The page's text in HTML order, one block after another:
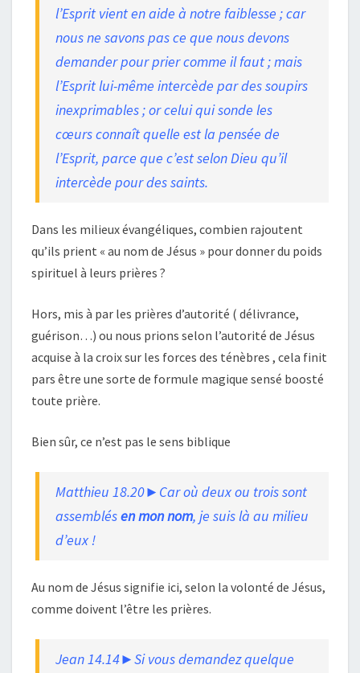
l’Esprit vient en aide à notre faiblesse ; car
nous ne savons pas ce que nous devons
demander pour prier comme il faut ; mais
l’Esprit lui-même intercède par des soupirs
inexprimables ; or celui qui sonde les
cœurs connaît quelle est la pensée de
l’Esprit, parce que c’est selon Dieu qu’il
intercède pour des saints.
Dans les milieux évangéliques, combien rajoutent
qu’ils prient « au nom de Jésus » pour donner du poids
spirituel à leurs prières ?
Hors, mis à par les prières d’autorité ( délivrance,
guérison…) ou nous prions selon l’autorité de Jésus
acquise à la croix sur les forces des ténèbres , cela finit
pars être une sorte de formule magique sensé boosté
toute prière.
Bien sûr, ce n’est pas le sens biblique
Matthieu 18.20►Car où deux ou trois sont
assemblésen mon nom, je suis là au milieu
d’eux !
Au nom de Jésus signifie ici, selon la volonté de Jésus,
comme doivent l’être les prières.
Jean 14.14►Si vous demandez quelque